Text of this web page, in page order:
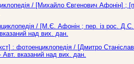
/ [Михайло Євгенович Афонін]
/ [М.Є. Афонін ; пер. із рос.
над вих. дан.
: фотоенциклопедія / [Дмитро
вказаний над вих. дан.